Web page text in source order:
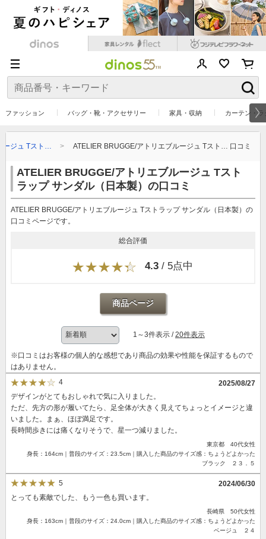
ファッション バッグ・靴・アクセサリー 家具・収納 カーテン・
ージュ Tスト… ATELIER BRUGGE/アトリエブルージュ Tスト… 口コミ
ATELIER BRUGGE/アトリエブルージュ Tスト
ラップ サンダル（日本製）の口コミ
ATELIER BRUGGE/アトリエブルージュ Tストラップ サンダル（日本製）の
口コミページです。
総合評価
4.3 / 5点中
商品ページ
1～3件表示 /20件表示
※口コミはお客様の個人的な感想であり商品の効果や性能を保証するもので
はありません。
4
2025/08/27
デザインがとてもおしゃれで気に入りました。
ただ、先方の形が履いてたら、足全体が大きく見えてちょっとイメージと違
いました。まぁ、ほぼ満足です。
長時間歩きには痛くなりそうで、星一つ減りました。
東京都 40代女性
身長：164cm｜普段のサイズ：23.5cm｜購入した商品のサイズ感：ちょうどよかった
ブラック ２３．５
5
2024/06/30
とっても素敵でした、もう一色も買います。
長崎県 50代女性
身長：163cm｜普段のサイズ：24.0cm｜購入した商品のサイズ感：ちょうどよかった
ベージュ ２４